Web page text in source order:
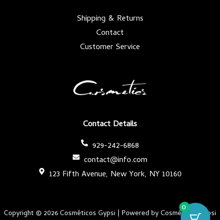
Contact Details
929-242-6868
contact@info.com
123 Fifth Avenue, New York, NY 10160
Shipping & Returns
Contact
Customer Service
Copyright © 2026 Cosméticos Gypsi | Powered by Cosméticos Gypsi
0